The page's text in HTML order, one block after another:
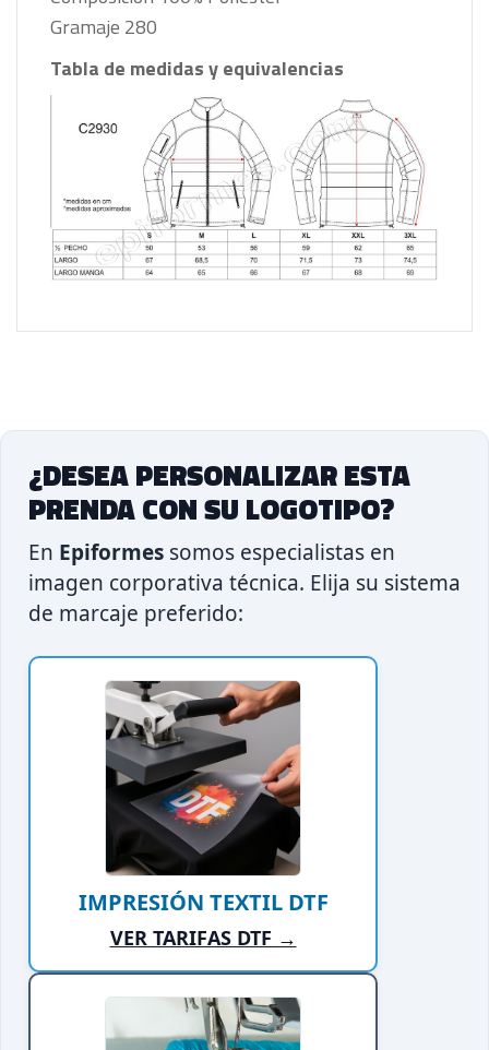
Gramaje 280
Tabla de medidas y equivalencias
¿DESEA PERSONALIZAR ESTA
PRENDA CON SU LOGOTIPO?
En Epiformes somos especialistas en
imagen corporativa técnica. Elija su sistema
de marcaje preferido:
IMPRESIÓN TEXTIL DTF
VER TARIFAS DTF →